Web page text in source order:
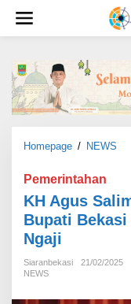
w
Homepage / NEWS
u
s
l
Pemerintahan
KH Agus
Bupati
Ngaji
Siaranbekasi
21/02/2025
NEWS